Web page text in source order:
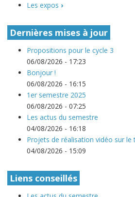
Les expos ›
Dernières mises à jour
Propositions pour le cycle 3
06/08/2026 - 17:23
Bonjour !
06/08/2026 - 16:15
1er semestre 2025
06/08/2026 - 07:25
Les actus du semestre
04/08/2026 - 16:18
Projets de réalisation vidéo sur le
04/08/2026 - 15:09
Liens conseillés